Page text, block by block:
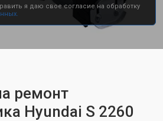
я даю свое согласие на обработку
ремонт
Hyundai S 2260